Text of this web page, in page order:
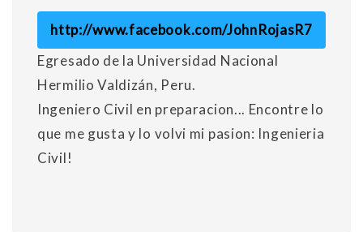
http://www.facebook.com/JohnRojasR7
Egresado de la Universidad Nacional
Hermilio Valdizán, Peru.
Ingeniero Civil en preparacion... Encontre lo
que me gusta y lo volvi mi pasion: Ingenieria
Civil!